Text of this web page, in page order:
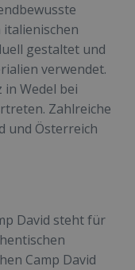
gestaltet und
verwendet.
Wedel bei
Zahlreiche
und Österreich
David steht für
Camp David